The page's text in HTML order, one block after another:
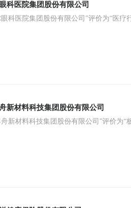
科医院集团股份有限公司
眼科医院集团股份有限公司”评价为“医疗
新材料科技集团股份有限公司
舟新材料科技集团股份有限公司​”评价为“